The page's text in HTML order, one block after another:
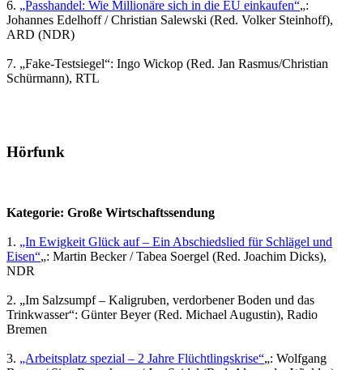
6. „Passhandel: Wie Millionäre sich in die EU einkaufen“„:
Johannes Edelhoff / Christian Salewski (Red. Volker Steinhoff),
ARD (NDR)
7. „Fake-Testsiegel“: Ingo Wickop (Red. Jan Rasmus/Christian
Schürmann), RTL
Hörfunk
Kategorie: Große Wirtschaftssendung
1. „In Ewigkeit Glück auf – Ein Abschiedslied für Schlägel und
Eisen“„: Martin Becker / Tabea Soergel (Red. Joachim Dicks),
NDR
2. „Im Salzsumpf – Kaligruben, verdorbener Boden und das
Trinkwasser“: Günter Beyer (Red. Michael Augustin), Radio
Bremen
3. „Arbeitsplatz spezial – 2 Jahre Flüchtlingskrise“„: Wolfgang